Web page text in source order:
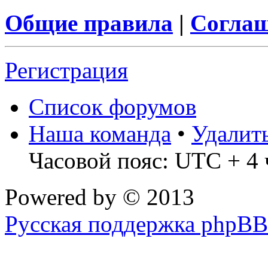
Общие правила |
Регистрация
Список форумов
Наша команда •
Часовой пояс: UTC + 4
Powered by © 2013
Русская поддержка phpBB